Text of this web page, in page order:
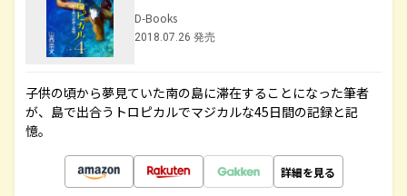
D-Books
2018.07.26 発売
子供の頃から夢見ていた南の島に滞在することになった筆者
が、島で出合うトロピカルでマジカルな45日間の記録と記
憶。
詳細を見る